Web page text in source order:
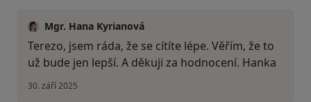
Mgr. Hana Kyrianová
Terezo, jsem ráda, že se cítíte lépe. Věřím, že to
už bude jen lepší. A děkuji za hodnocení. Hanka
30. září 2025